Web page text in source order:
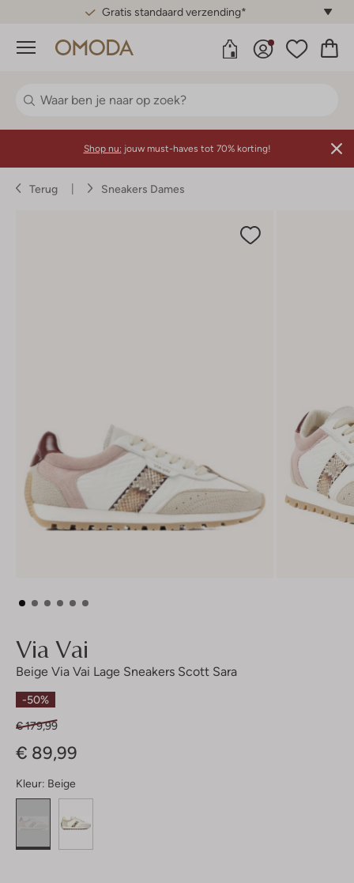
Gratis standaard verzending*
Menu
Shop nu: jouw must-haves tot 70% korting!
Terug Sneakers Dames
Via Vai
Beige Via Vai Lage Sneakers Scott Sara
-50%
€ 179,99
€ 89,99
Kleur: Beige